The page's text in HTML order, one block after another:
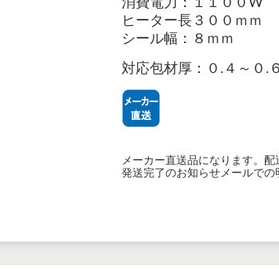
ヒーター長３００ｍｍ
シール幅：８ｍｍ
対応包材厚：０.４～０.
メーカー直送品になります。
発送完了のお知らせメールでの